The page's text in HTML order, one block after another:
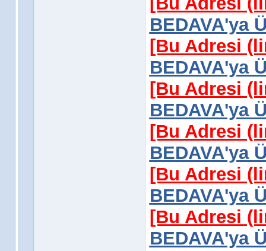
BEDAVA'ya
[Bu Adresi
BEDAVA'ya
[Bu Adresi
BEDAVA'ya
[Bu Adresi
BEDAVA'ya
[Bu Adresi
BEDAVA'ya
[Bu Adresi
BEDAVA'ya